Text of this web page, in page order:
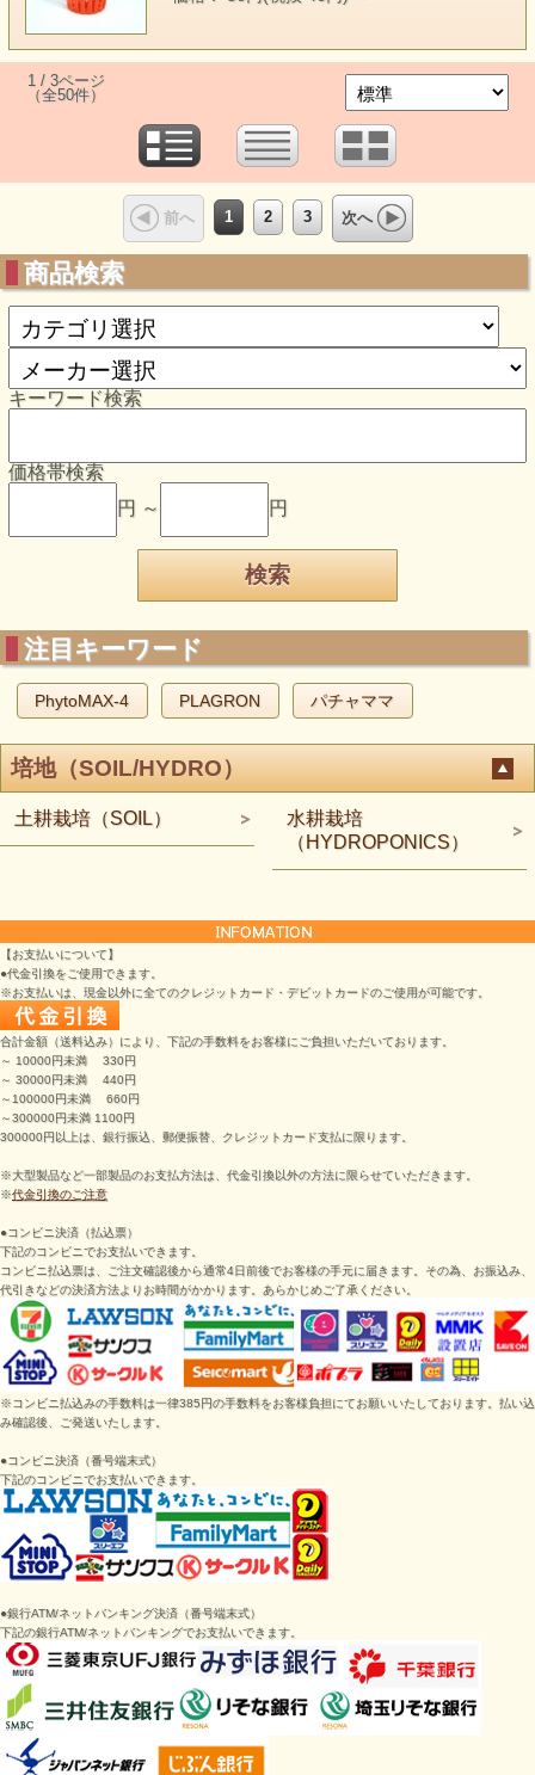
1 / 3ページ
（全50件）
前へ 1 2 3 次へ
商品検索
キーワード検索
価格帯検索
円 ～
円
注目キーワード
PhytoMAX-4 PLAGRON パチャママ
培地（SOIL/HYDRO）
土耕栽培（SOIL）
水耕栽培
（HYDROPONICS）
【お支払いについて】
●代金引換をご使用できます。
※お支払いは、現金以外に全てのクレジットカード・デビットカードのご使用が可能です。
合計金額（送料込み）により、下記の手数料をお客様にご負担いただいております。
～ 10000円未満 330円
～ 30000円未満 440円
～100000円未満 660円
～300000円未満 1100円
300000円以上は、銀行振込、郵便振替、クレジットカード支払に限ります。
※大型製品など一部製品のお支払方法は、代金引換以外の方法に限らせていただきます。
※代金引換のご注意
●コンビニ決済（払込票）
下記のコンビニでお支払いできます。
コンビニ払込票は、ご注文確認後から通常4日前後でお客様の手元に届きます。その為、お振込み、
代引きなどの決済方法よりお時間がかかります。あらかじめご了承ください。
※コンビニ払込みの手数料は一律385円の手数料をお客様負担にてお願いいたしております。払い込
み確認後、ご発送いたします。
●コンビニ決済（番号端末式）
下記のコンビニでお支払いできます。
●銀行ATM/ネットバンキング決済 （番号端末式）
下記の銀行ATM/ネットバンキングでお支払いできます。